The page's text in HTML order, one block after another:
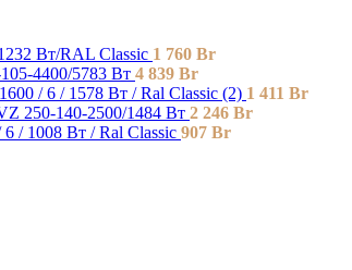
Вт/RAL Classic 1 760 Br
4400/5783 Вт 4 839 Br
/ 6 / 1578 Вт / Ral Classic (2) 1 411 Br
250-140-2500/1484 Вт 2 246 Br
/ 1008 Вт / Ral Classic 907 Br